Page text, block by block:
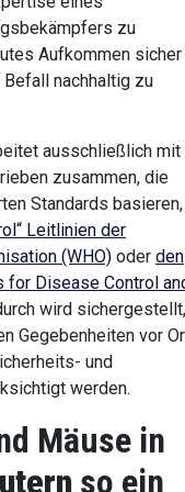
zu
Aufkommen sicher
nachhaltig zu
ausschließlich mit
zusammen, die
Standards basieren,
Leitlinien der
(WHO) oder den
for Disease Control
wird sichergestellt,
Gegebenheiten vor
und
werden.
Mäuse in
so ein